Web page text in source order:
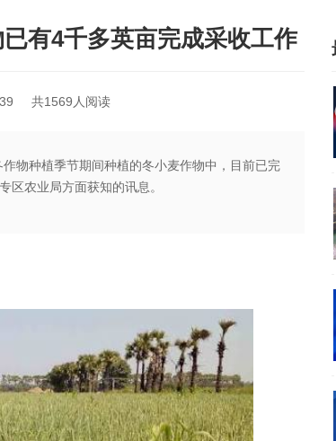
有4千多英亩完成采收工作
共1569人阅读
物种植季节期间种植的冬小麦作物中，目前已完
区农业局方面获知的讯息。